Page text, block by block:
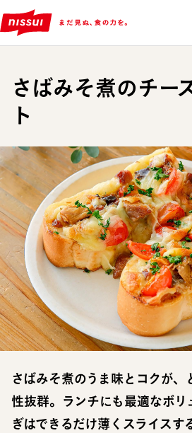
さばみそ煮のチー
ト
さばみそ煮のうま味とコクが、
性抜群。ランチにも最適なボリ
ぎはできるだけ薄くスライスす